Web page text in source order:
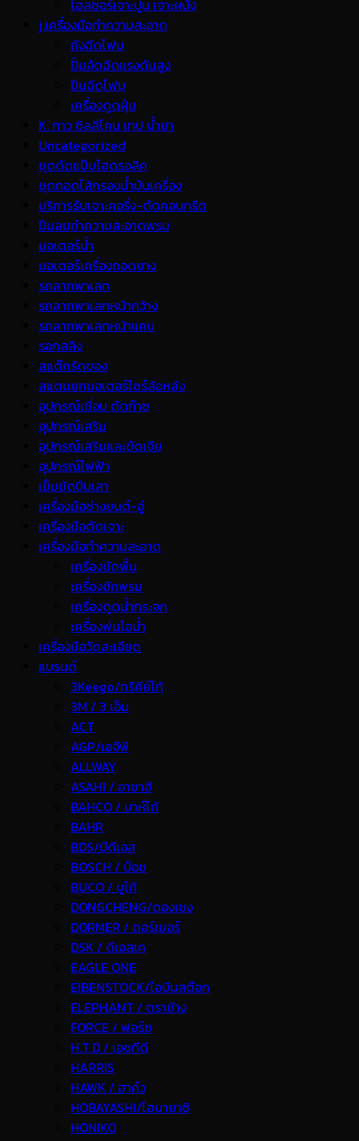
โฮลซอร์เจาะปูน เจาะผนัง
j.เครื่องมือทำความสะอาด
ถังฉีดโฟม
ปั้มอัดฉีดแรงดันสูง
ปืนฉีดโฟม
เครื่องดูดฝุ่น
K. กาว ซิลลิโคน เทป น้ำยา
Uncategorized
ชุดดัดแป๊บไฮดรอลิค
ชุดถอดไส้กรองน้ำมันเครื่อง
บริการรับเจาะคอริ่ง-ตัดคอนกรีต
ปืนลมทำความสะอาดพรม
มอเตอร์น้ำ
มอเตอร์เครื่องถอดยาง
รถลากพาเลท
รถลากพาเลทหน้ากว้าง
รถลากพาเลทหน้าแคบ
รอกสลิง
สแต๊กรัดของ
สแตนยกมอเตอร์ไซร์ล้อหลัง
อุปกรณ์เชื่อม ตัดก๊าซ
อุปกรณ์เสริม
อุปกรณ์เสริมและขัดเจีย
อุปกรณ์ไฟฟ้า
เข็มขัดปีนเสา
เครื่องมือช่างยนต์-อู่
เครื่องมือตัดเจาะ
เครื่องมือทำความสะอาด
เครื่องขัดพื้น
เครื่องซักพรม
เครื่องดูดน้ำกระจก
เครื่องพ่นไอน้ำ
เครื่องมือวัดละเอียด
แบรนด์
3Keego/ทรีคีย์โก้
3M / 3 เอ็ม
ACT
AGP/เอจีพี
ALLWAY
ASAHI / อาซาฮี
BAHCO / บาห์โก้
BAHR
BDS/บีดีเอส
BOSCH / บ๊อช
BUCO / บูโก้
DONGCHENG/ดองเชง
DORMER / ดอร์เมอร์
DSK / ดีเอสเค
EAGLE ONE
EIBENSTOCK/ไอบีนสต๊อก
ELEPHANT / ตราช้าง
FORCE / ฟอร์ช
H.T.D / เอชทีดี
HARRIS
HAWK / ฮาค์ว
HOBAYASHI/โฮบายาชิ
HONIKO